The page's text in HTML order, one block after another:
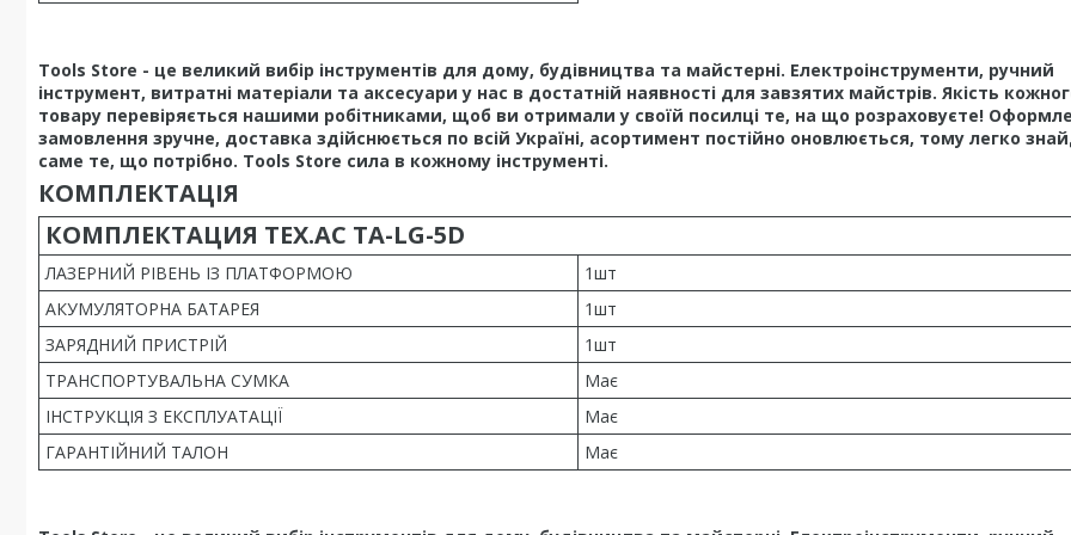
Tools Store - це великий вибір інструментів для дому, будівництва та майстерні. Електроінструменти, ручний
інструмент, витратні матеріали та аксесуари у нас в достатній наявності для завзятих майстрів. Якість
товару перевіряється нашими робітниками, щоб ви отримали у своїй посилці те, на що розраховуєте!
замовлення зручне, доставка здійснюється по всій Україні, асортимент постійно оновлюється, тому легко
саме те, що потрібно. Tools Store сила в кожному інструменті.
КОМПЛЕКТАЦІЯ
КОМПЛЕКТАЦИЯ TEX.AC TA-LG-5D
ЛАЗЕРНИЙ РІВЕНЬ ІЗ ПЛАТФОРМОЮ
1шт
АКУМУЛЯТОРНА БАТАРЕЯ
1шт
ЗАРЯДНИЙ ПРИСТРІЙ
1шт
ТРАНСПОРТУВАЛЬНА СУМКА
Має
ІНСТРУКЦІЯ З ЕКСПЛУАТАЦІЇ
Має
ГАРАНТІЙНИЙ ТАЛОН
Має